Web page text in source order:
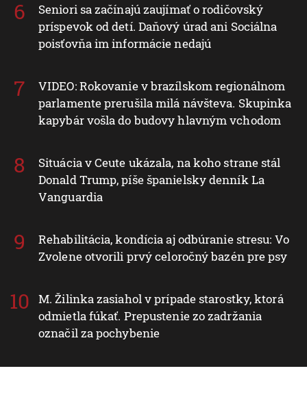
Seniori sa začínajú zaujímať o rodičovský
príspevok od detí. Daňový úrad ani Sociálna
poisťovňa im informácie nedajú
VIDEO: Rokovanie v brazílskom regionálnom
parlamente prerušila milá návšteva. Skupinka
kapybár vošla do budovy hlavným vchodom
Situácia v Ceute ukázala, na koho strane stál
Donald Trump, píše španielsky denník La
Vanguardia
Rehabilitácia, kondícia aj odbúranie stresu: Vo
Zvolene otvorili prvý celoročný bazén pre psy
M. Žilinka zasiahol v prípade starostky, ktorá
odmietla fúkať. Prepustenie zo zadržania
označil za pochybenie